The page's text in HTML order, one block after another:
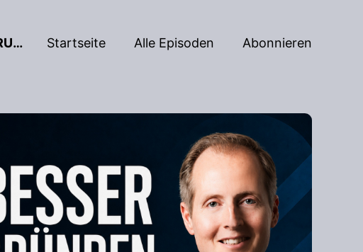
BESSER GRÜNDEN – DER GRÜNDUNGS-PODCAST (FÜR UNTERNEHMER, FREIBERUFLER & START-UPS) Startseite Alle Episoden Abonnieren